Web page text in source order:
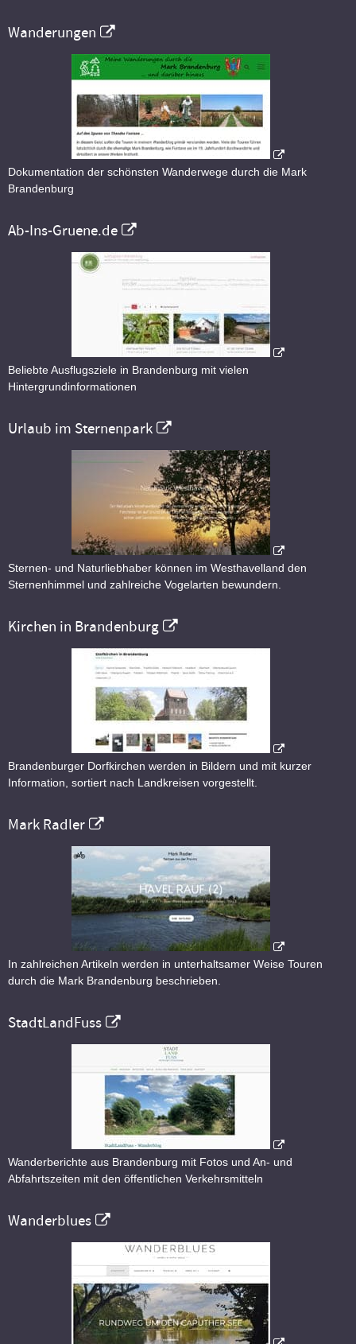
Wanderungen
Dokumentation der schönsten Wanderwege durch die Mark
Brandenburg
Ab-Ins-Gruene.de
Beliebte Ausflugsziele in Brandenburg mit vielen
Hintergrundinformationen
Urlaub im Sternenpark
Sternen- und Naturliebhaber können im Westhavelland den
Sternenhimmel und zahlreiche Vogelarten bewundern.
Kirchen in Brandenburg
Brandenburger Dorfkirchen werden in Bildern und mit kurzer
Information, sortiert nach Landkreisen vorgestellt.
Mark Radler
In zahlreichen Artikeln werden in unterhaltsamer Weise Touren
durch die Mark Brandenburg beschrieben.
StadtLandFuss
Wanderberichte aus Brandenburg mit Fotos und An- und
Abfahrtszeiten mit den öffentlichen Verkehrsmitteln
Wanderblues